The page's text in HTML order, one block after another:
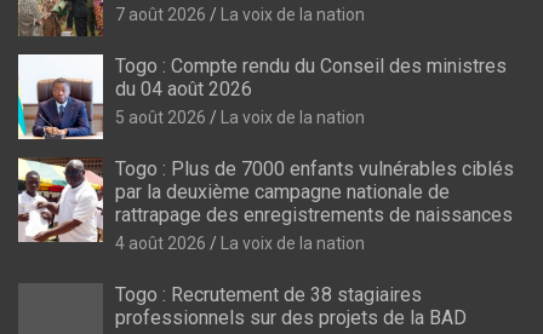
7 août 2026 La voix de la nation
Togo : Compte rendu du Conseil des ministres
du 04 août 2026
5 août 2026 La voix de la nation
Togo : Plus de 7000 enfants vulnérables ciblés
par la deuxième campagne nationale de
rattrapage des enregistrements de naissances
4 août 2026 La voix de la nation
Togo : Recrutement de 38 stagiaires
professionnels sur des projets de la BAD